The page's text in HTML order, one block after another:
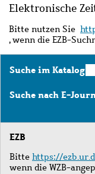
Elektronische
Bitte nutzen Sie
, wenn die EZB-
Suche im Katalog
im
Suche nach E-
EZB
Bitte https://
wenn die WZB-